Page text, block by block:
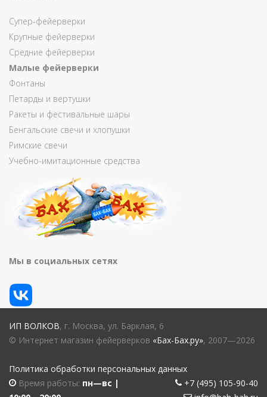
Супер-фейерверки
Крупные фейерверки
Средние фейерверки
Малые фейерверки
Фонтаны
Петарды и вертушки
Ракеты и фестивальные шары
Бенгальские свечи и хлопушки
Римские свечи
Учебно-имитационные средства
Мы в социальных сетях
ИП ВОЛКОВ, г. Москва, ул. Барклая, 6
© Интернет магазин фейерверков «Бах-Бах.ру», 2007—2026
Политика обработки персональных данных
Время работы: пн—вс |
+7 (495) 105-90-40